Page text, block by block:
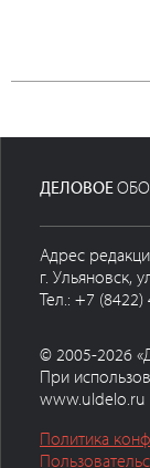
ДЕЛОВОЕ
Адрес
г. Ульяновск,
Тел.: +7 (8422)
© 2005-2026
При
www.uldelo.ru
Политика